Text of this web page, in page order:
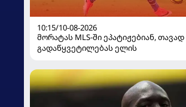
10:15/10-08-2026
მორატას MLS-ში ეპატიჟებიან,
გადაწყვეტილებას ელის